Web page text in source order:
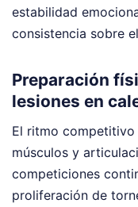
estabilidad
consistencia sobre
Preparación
lesiones en
El ritmo
músculos y
competiciones
proliferación de